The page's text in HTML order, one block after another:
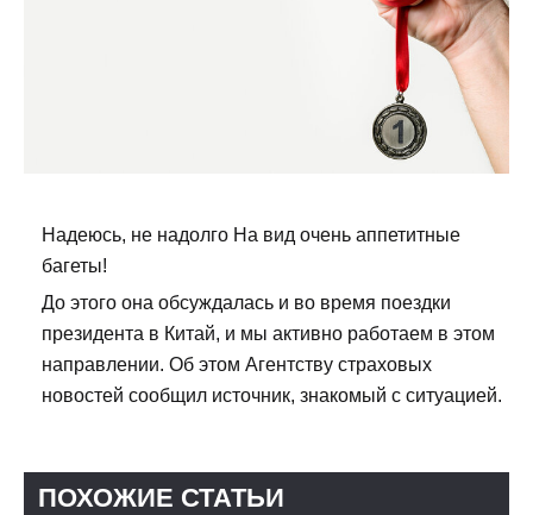
Надеюсь, не надолго На вид очень аппетитные
багеты!
До этого она обсуждалась и во время поездки
президента в Китай, и мы активно работаем в этом
направлении. Об этом Агентству страховых
новостей сообщил источник, знакомый с ситуацией.
ПОХОЖИЕ СТАТЬИ